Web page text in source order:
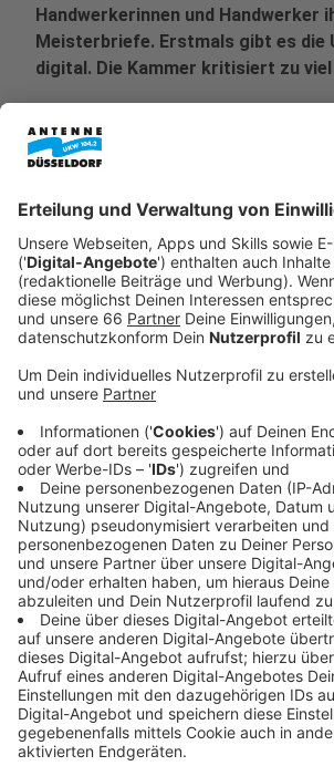
Handwerkerinnen und Handwerker
Meisterbriefe. Erstmals gibt es die
digital. Die Kammer kritisiert zu
Anzeige
Meisterbriefe auch digital
Anzeige
ImPSD Bank Domewerden am
die neuen Handwerks-Meisterinnen
gefeiert. Insgesamt bekommen 905
und Handwerker im Dome ihre
ersten Mal werden die Urkunden nicht
ausgegeben. Es gibt jetzt auch
Der Hintergrund: Die
Zeugnisse so besser vor Fälschungen
Anzeige
Handwerkskammer: zu viel
schadet dem Handwerk
Anzeige